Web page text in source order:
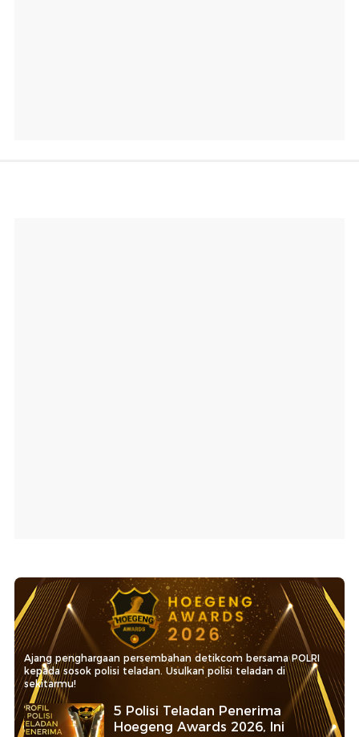
Ajang penghargaan persembahan detikcom bersama POLRI
kepada sosok polisi teladan. Usulkan polisi teladan di
sekitarmu!
5 Polisi Teladan Penerima
Hoegeng Awards 2026, Ini